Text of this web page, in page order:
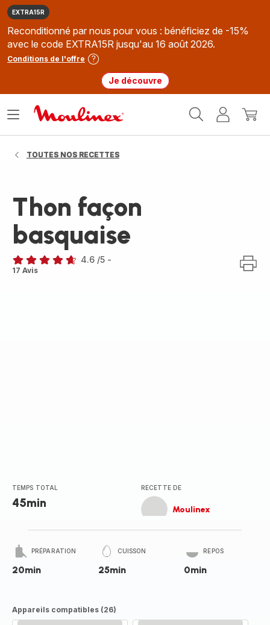
EXTRA15R
Reconditionné par nous pour vous : bénéficiez de -15%
avec le code EXTRA15R jusqu'au 16 août 2026.
Conditions de l'offre
Je découvre
MonMon
Ouvrir
TOUTES NOS RECETTES
Thon façon
basquaise
ratings.4.6
4.6 /5 -
17 Avis
TEMPS TOTAL
45min
RECETTE DE
Moulinex
PRÉPARATION
20min
CUISSON
25min
REPOS
0min
Appareils compatibles (26)